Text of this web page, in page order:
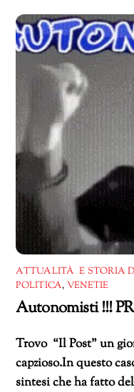
corso…
ATTUALITÀ E STORIA
POLITICA, VENETIE
Autonomisti !!!
Trovo “Il Post” un
capzioso.In questo
sintesi che ha fatto